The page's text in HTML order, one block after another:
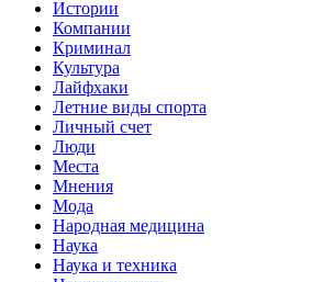
Истории
Компании
Криминал
Культура
Лайфхаки
Летние виды спорта
Личный счет
Люди
Места
Мнения
Мода
Народная медицина
Наука
Наука и техника